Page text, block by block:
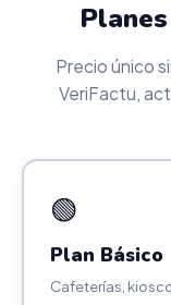
Precio único
VeriFactu,
🟢
Plan Básico
Cafeterías,